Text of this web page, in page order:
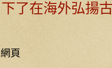
下了在海外弘揚
網頁